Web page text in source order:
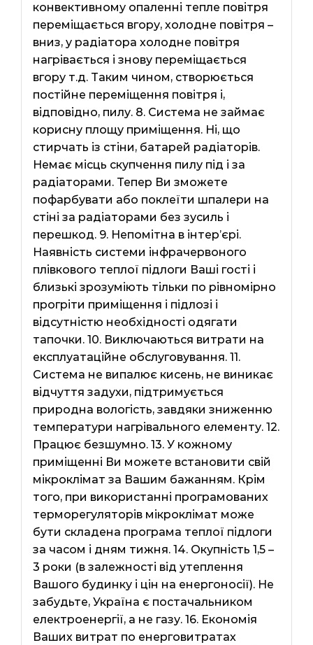
конвективному опаленні тепле повітря
переміщається вгору, холодне повітря –
вниз, у радіатора холодне повітря
нагрівається і знову переміщається
вгору т.д. Таким чином, створюється
постійне переміщення повітря і,
відповідно, пилу. 8. Система не займає
корисну площу приміщення. Ні, що
стирчать із стіни, батарей радіаторів.
Немає місць скупчення пилу під і за
радіаторами. Тепер Ви зможете
пофарбувати або поклеїти шпалери на
стіні за радіаторами без зусиль і
перешкод. 9. Непомітна в інтер’єрі.
Наявність системи інфрачервоного
плівкового теплої підлоги Ваші гості і
близькі зрозуміють тільки по рівномірно
прогріти приміщення і підлозі і
відсутністю необхідності одягати
тапочки. 10. Виключаються витрати на
експлуатаційне обслуговування. 11.
Система не випалює кисень, не виникає
відчуття задухи, підтримується
природна вологість, завдяки зниженню
температури нагрівального елементу. 12.
Працює безшумно. 13. У кожному
приміщенні Ви можете встановити свій
мікроклімат за Вашим бажанням. Крім
того, при використанні програмованих
терморегуляторів мікроклімат може
бути складена програма теплої підлоги
за часом і дням тижня. 14. Окупність 1,5 –
3 роки (в залежності від утеплення
Вашого будинку і цін на енергоносії). Не
забудьте, Україна є постачальником
електроенергії, а не газу. 16. Економія
Ваших витрат по енерговитратах